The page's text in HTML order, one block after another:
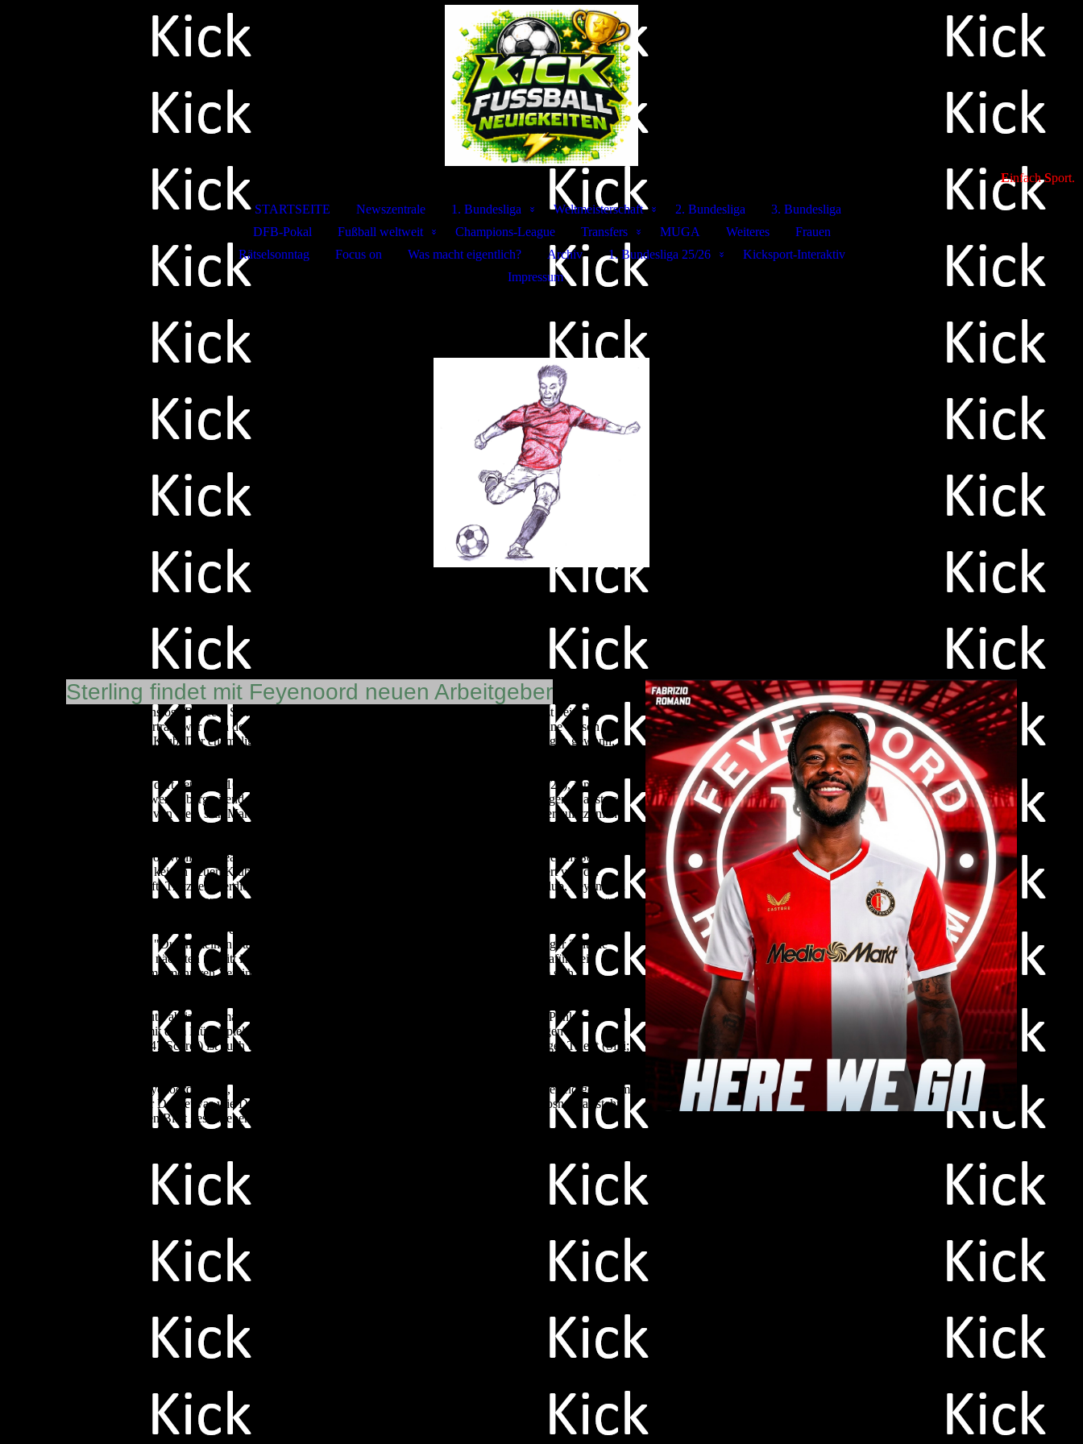
EinfachSport.
STARTSEITE Newszentrale 1. Bundesliga Weltmeisterschaft 2. Bundesliga
3. Bundesliga
DFB-Pokal
Fußball weltweit Champions-League Transfers MUGA Weiteres
Frauen
Rätselsonntag
Focus on Was macht eigentlich? Archiv 1. Bundesliga 25/26
Kicksport-Interaktiv
Impressum
Sterling findet mit Feyenoord neuen Arbeitgeber
Der zuletzt vereinslose Raheem Sterling hat einen neuen Klub gefunden. Der 31-Jährige, zuletzt beim FC
Chelsea unter Vertrag, war nach dem Ende der dreieinhalb Jahre bei Chelsea (zwischendurch eine Saison per
Leihe) nun ohne Klub. Der ehemaligen englischen Nationalspieler, der viermal die Premier League gewann,
Dezember 2019, dort betrug er 160 Millionen (!). War auch seine beste Saison der Karriere (19/20), ihm
gelangen wettbewerbsübergreifend in allen Pflichtspielen für City (52 Partien) 42 Torbeteiligungen. Da ist er
aber aktuell weit von weg, sein Marktwert ist mittlerweile bei fünf Millionen. Bei Chelsea war er zuletzt nicht
aus dem Urlaub, obwohl Chelsea vollen Spielbetrieb hatte. Nach seiner Leihe zu Arsenal sollte er im Sommer
gehen, fand aber keinen neuen Klub und dümpelte daher rum beim PL-Klub, trainierte gesondert von der
ersten Mannschaft. Trotzdem verdiente er super viel (19,5 Mio. im Jahr!!) .Bei seinem neuen Klub, Feyenoord
Rotterdam, muss er logischerweise auf Gehalt verzichten. Wie gewohnt vermeldete Fabrizio Romano als erstes
Sterling Rotterdams Coach und ehemaliger Stürmer Robin van Persie ein ausschlaggebender Grund. Der
Engländer sagte: "Durch meinen Status als ablösefreier Spieler hatte ich zum ersten Mal seit langer Zeit die
Möglichkeit, den nächsten Schritt in meiner Karriere gut durchdacht zu machen. Ich habe mir dafür Zeit
genommen und mit mehreren Vereinen und ihren Trainern gesprochen." Auch van Persie zeigte sich
zu erreichen. Laut Fabrizio Romano hat sich der Tabellenzweite (zur Wahrheit gehört auch: 17 Punkte hinterm
1., Eindhoven) mit dem Flügelspieler auf einen Vertrag bis zum Sommer geeinigt. Der 82-maligen
Nationalspieler (47 Scorer) ist auch ein Startelfkandidat, auf den Flügeln hat Feyenoord ein junges Talent (Sliti;
Sterling muss Feyenoord helfen, den Champions-League Platz 2 gegen Nijmegen und Co. zu verteidigen. Vom
Charakter hat der Deal etwas wie Dzeko zu S04. Ob Sterling aber genauso performt wie der Bosne, das steht
auf einem anderen Blatt geschrieben.